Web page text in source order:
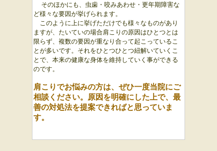
そのほかにも、虫歯・咬みあわせ・更年期障害な
ど様々な要因が挙げられます。
このように上に挙げただけでも様々なものがあり
ますが、たいていの場合肩こりの原因はひとつとは
限らず、複数の要因が重なり合って起こっているこ
とが多いです。それをひとつひとつ紐解いていくこ
とで、本来の健康な身体を維持していく事ができる
のです。
肩こりでお悩みの方は、ぜひ一度当院にご
相談ください。原因を明確にした上で、最
善の対処法を提案できればと思っていま
す。